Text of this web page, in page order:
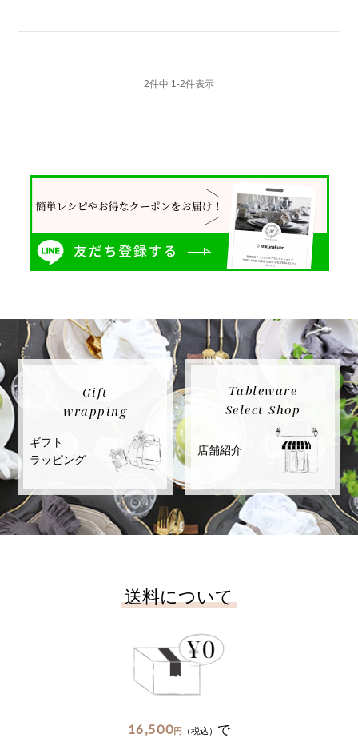
2件中 1-2件表示
Gift
wrapping
ギフト
ラッピング
Tableware
Select Shop
店舗紹介
送料について
16,500円 （税込） で